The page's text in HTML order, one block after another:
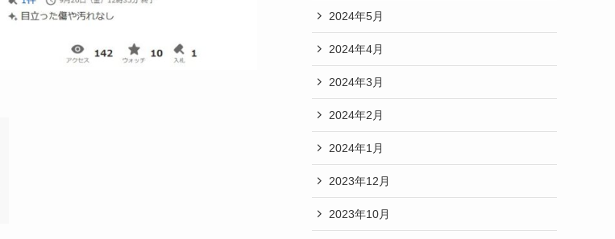
2024年5月
2024年4月
2024年3月
2024年2月
2024年1月
2023年12月
2023年10月